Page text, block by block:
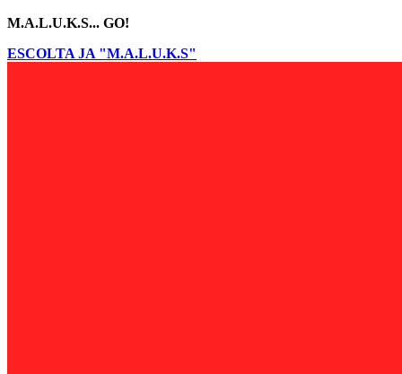
M.A.L.U.K.S... GO!
ESCOLTA JA "M.A.L.U.K.S"